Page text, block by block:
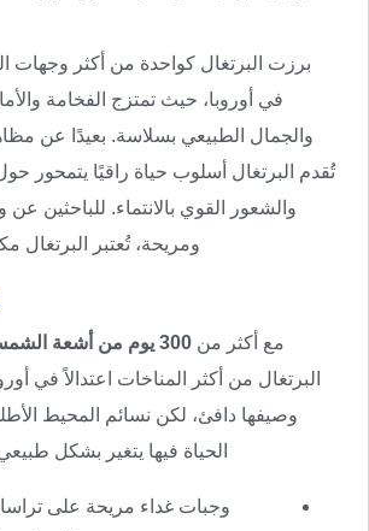
برزت البرتغال كواحدة من أكثر وجهات
في أوروبا، حيث تمتزج الفخامة
والجمال الطبيعي بسلاسة. بعيدًا عن مظاهر
تُقدم البرتغال أسلوب حياة راقيًا يتمحور
والشعور القوي بالانتماء. للباحثين عن
ومريحة، تُعتبر البرتغال
مع أكثر من 300 يوم من أشعة الشمس في السنة
البرتغال من أكثر المناخات اعتدالاً في
وصيفها دافئ، لكن نسائم المحيط
الحياة فيها يتغير بشكل
وجبات غداء مريحة على